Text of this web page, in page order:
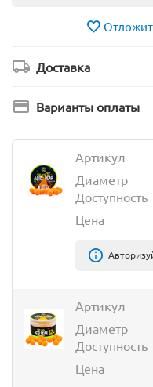
Доставка
Варианты оплаты
Артикул
Диаметр
Доступность
Цена
Артикул
Диаметр
Доступность
Цена